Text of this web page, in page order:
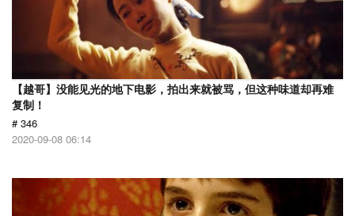
【越哥】没能见光的地下电影，拍出来就被骂，但这种味道却再难
复制！
# 346
2020-09-08 06:14